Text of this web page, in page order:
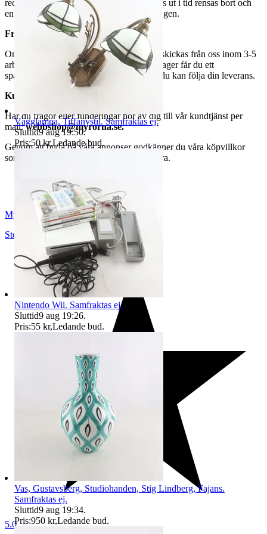
redo för avhämtning. Ordrar som ej hämtas ut i tid rensas bort och
en avgift på 84 kr dras av från återbetalningen.
Frakt
Om du har valt frakt kommer din vara att skickas från oss inom 3-5
arbetsdagar. När din vara har lämnat vårt lager får du ett
spårningsnummer av DSV inom kort där du kan följa din leverans.
Kundservice
Har du frågor eller funderingar hör av dig till vår kundtjänst per
mail:webbshop@myrorna.se.
Genom att buda på våra annonser godkänner du våra köpvillkor
som du hittar på vår infosida här på Tradera.
Myrorna
Stockholm,Sverige
5.0
Vägglampa, Tiffanystil. Samfraktas ej.
Sluttid9 aug 19:50.
Pris:50 kr,Ledande bud.
Nintendo Wii. Samfraktas ej.
Sluttid9 aug 19:26.
Pris:55 kr,Ledande bud.
Vas, Gustavsberg, Studiohanden, Stig Lindberg, Fajans.
Samfraktas ej.
Sluttid9 aug 19:34.
Pris:950 kr,Ledande bud.